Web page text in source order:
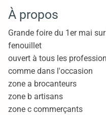
À propos
Grande foire du 1er mai
fenouillet
ouvert à tous les
comme dans l'occasion
zone a brocanteurs
zone b artisans
zone c commerçants